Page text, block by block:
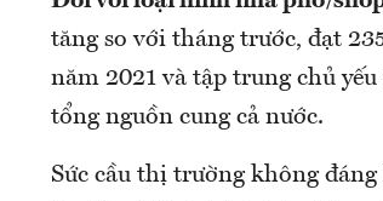
tăng so với tháng trước, đạt
năm 2021 và tập trung chủ
tổng nguồn cung cả nước.
Sức cầu thị trường không